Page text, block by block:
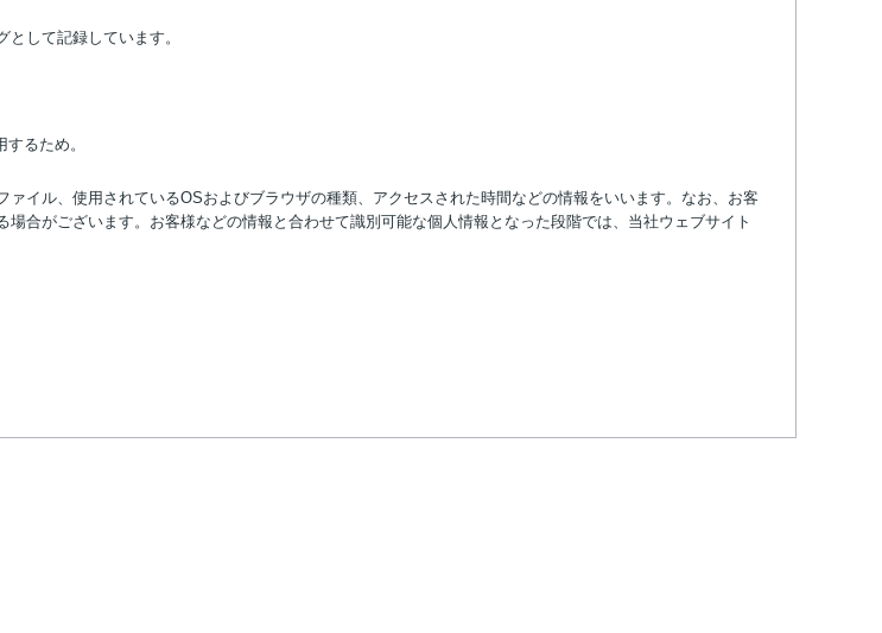
して記録しています。
るため。
イル、使用されているOSおよびブラウザの種類、アクセスされた時間などの情報をいいます。なお、お客
合がございます。お客様などの情報と合わせて識別可能な個人情報となった段階では、当社ウェブサイト